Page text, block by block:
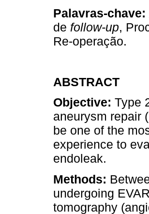
Palavras-chave:
de follow-up,
Re-operação.
ABSTRACT
Objective: Type
aneurysm repair
be one of the
experience to
endoleak.
Methods:
undergoing
tomography